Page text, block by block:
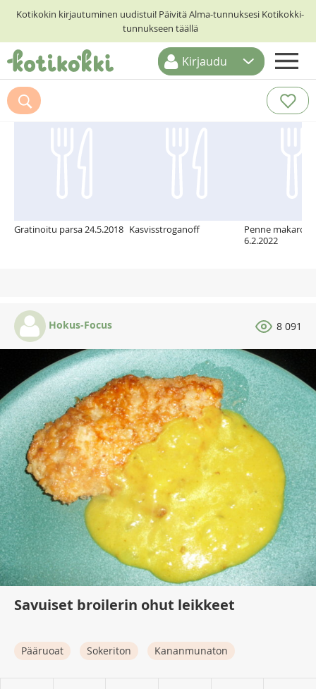
Kotikokin kirjautuminen uudistui! Päivitä Alma-tunnuksesi Kotikokki-
tunnukseen täällä
ETUSIVU
RESEPTIHAKU
Kirjaudu
Suosittelemme myös
Gratinoitu parsa 24.5.2018 Kasvisstroganoff
Penne
6.2.2022
Hokus-Focus 8 091
Savuiset broilerin ohut leikkeet
Pääruoat Sokeriton Kananmunaton